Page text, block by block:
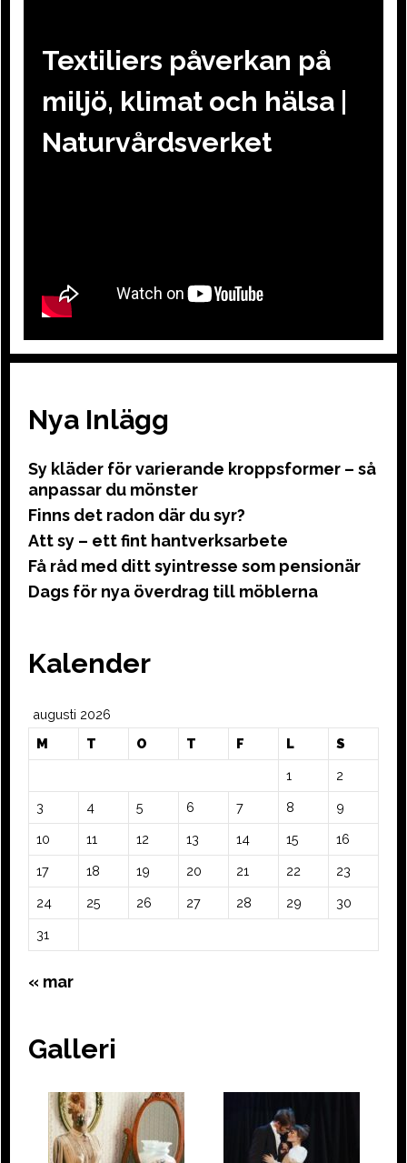
Textiliers påverkan på
miljö, klimat och hälsa |
Naturvårdsverket
Nya Inlägg
Sy kläder för varierande kroppsformer – så
anpassar du mönster
Finns det radon där du syr?
Att sy – ett fint hantverksarbete
Få råd med ditt syintresse som pensionär
Dags för nya överdrag till möblerna
Kalender
augusti 2026
M
T O T F L S
1 2
3 4 5 6 7 8 9
10 11 12 13 14 15 16
17 18 19 20 21 22 23
24 25 26 27 28 29 30
31
« mar
Galleri